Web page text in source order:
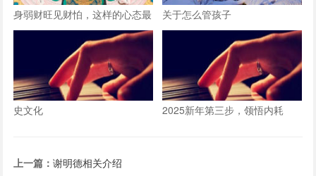
身弱财旺见财怕，这样的心态最
要的
关于怎么管孩子
史文化 2025新年第三步，领悟内耗
上一篇：谢明德相关介绍